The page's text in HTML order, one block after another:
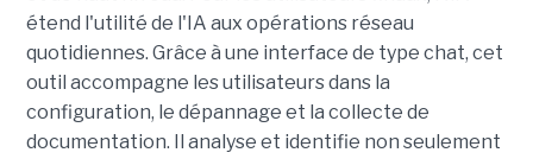
étend l'utilité de l'IA aux opérations réseau
quotidiennes. Grâce à une interface de type chat, cet
outil accompagne les utilisateurs dans la
configuration, le dépannage et la collecte de
documentation. Il analyse et identifie non seulement